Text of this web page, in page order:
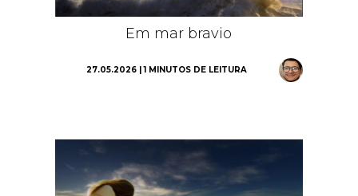
Em mar bravio
27.05.2026 | 1 MINUTOS DE LEITURA